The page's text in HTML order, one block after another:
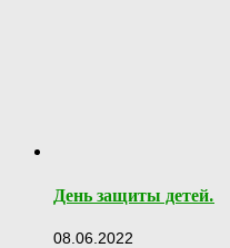
День защиты детей.
08.06.2022